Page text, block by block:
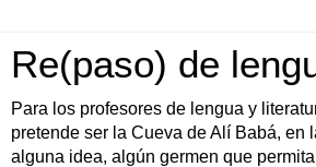
Re(paso) de
Para los profesores de lengua y
pretende ser la Cueva de Alí Babá, en
alguna idea, algún germen que